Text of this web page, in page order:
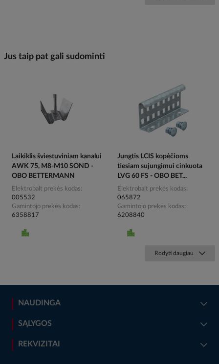
Jus taip pat gali sudominti
Laikiklis šviestuviniam kanalui
AWK 75, M8-M10 SOND -
OBO BETTERMANN
Elektrobalt prekės kodas
005532
Gamintojo prekės kodas
6358817
Jungtis LCIS kopėčioms
tiesiam sujungimui cinkuota
LVG 60 FS - OBO BET...
Elektrobalt prekės kodas
065872
Gamintojo prekės kodas
6208840
Rodyti daugiau
NAUDINGA
SĄLYGOS
REKVIZITAI